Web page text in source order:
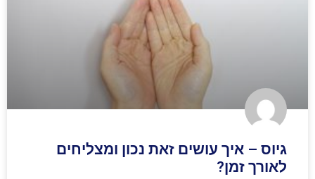
גיוס – איך עושים זאת נכון ומצליחים
לאורך זמן?